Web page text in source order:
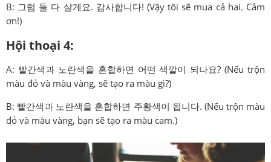
B: 그럼 둘 다 살게요. 감사합니다! (Vậy tôi sẽ mua cả hai. Cảm
ơn!)
Hội thoại 4:
A: 빨간색과 노란색을 혼합하면 어떤 색깔이 되나요? (Nếu trộn
màu đỏ và màu vàng, sẽ tạo ra màu gì?)
B: 빨간색과 노란색을 혼합하면 주황색이 됩니다. (Nếu trộn màu
đỏ và màu vàng, bạn sẽ tạo ra màu cam.)